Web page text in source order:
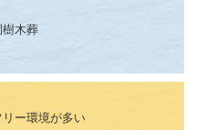
木葬
ー環境が多い